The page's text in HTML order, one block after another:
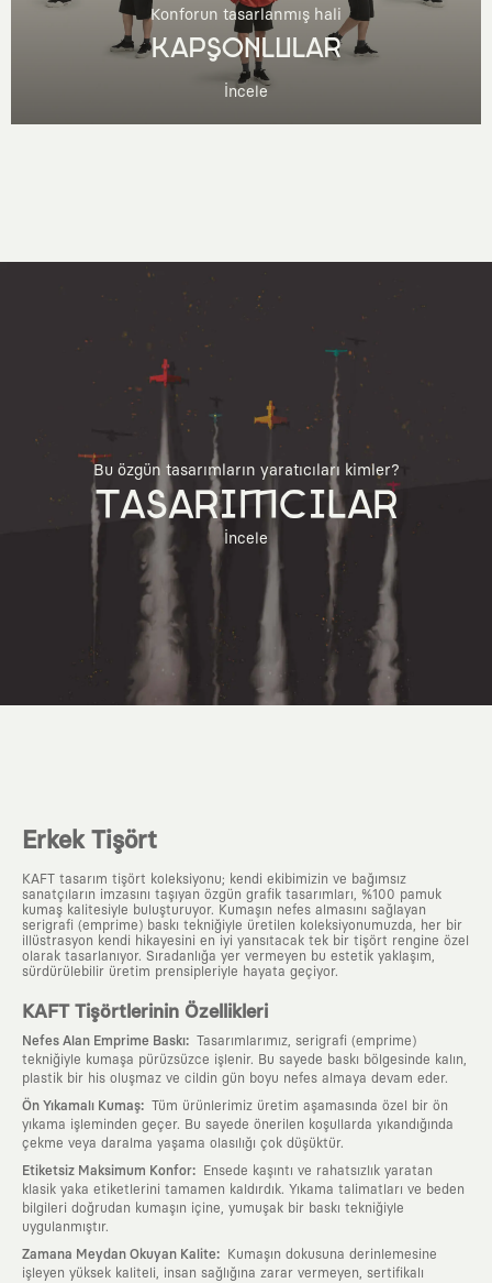
Konforun tasarlanmış hali
KAPŞONLULAR
İncele
Bu özgün tasarımların yaratıcıları kimler?
TASARIMCILAR
İncele
Erkek Tişört
KAFT tasarım tişört koleksiyonu; kendi ekibimizin ve bağımsız
sanatçıların imzasını taşıyan özgün grafik tasarımları, %100 pamuk
kumaş kalitesiyle buluşturuyor. Kumaşın nefes almasını sağlayan
serigrafi (emprime) baskı tekniğiyle üretilen koleksiyonumuzda, her bir
illüstrasyon kendi hikayesini en iyi yansıtacak tek bir tişört rengine özel
olarak tasarlanıyor. Sıradanlığa yer vermeyen bu estetik yaklaşım,
sürdürülebilir üretim prensipleriyle hayata geçiyor.
KAFT Tişörtlerinin Özellikleri
Nefes Alan Emprime Baskı: Tasarımlarımız, serigrafi (emprime)
tekniğiyle kumaşa pürüzsüzce işlenir. Bu sayede baskı bölgesinde kalın,
plastik bir his oluşmaz ve cildin gün boyu nefes almaya devam eder.
Ön Yıkamalı Kumaş: Tüm ürünlerimiz üretim aşamasında özel bir ön
yıkama işleminden geçer. Bu sayede önerilen koşullarda yıkandığında
çekme veya daralma yaşama olasılığı çok düşüktür.
Etiketsiz Maksimum Konfor:
Ensede kaşıntı ve rahatsızlık yaratan
klasik yaka etiketlerini tamamen kaldırdık. Yıkama talimatları ve beden
bilgileri doğrudan kumaşın içine, yumuşak bir baskı tekniğiyle
uygulanmıştır.
Zamana Meydan Okuyan Kalite:
Kumaşın dokusuna derinlemesine
işleyen yüksek kaliteli, insan sağlığına zarar vermeyen, sertifikalı